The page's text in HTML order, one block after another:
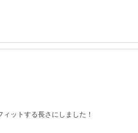
ットする長さにしました！